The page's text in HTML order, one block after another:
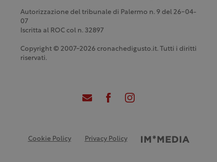
Autorizzazione del tribunale di Palermo n. 9 del 26-04-
07
Iscritta al ROC col n. 32897
Copyright © 2007-2026 cronachedigusto.it. Tutti i diritti
riservati.
Cookie Policy Privacy Policy Credits